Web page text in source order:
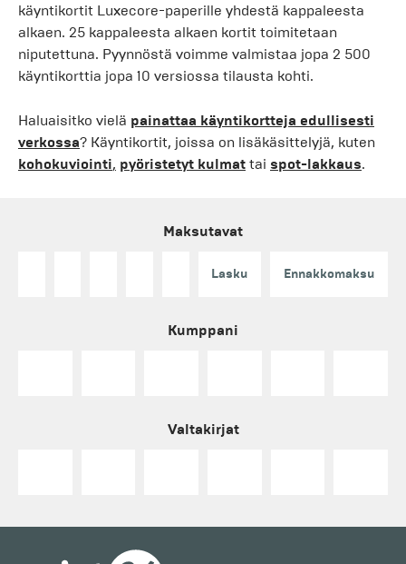
käyntikortit Luxecore-paperille yhdestä kappaleesta
alkaen. 25 kappaleesta alkaen kortit toimitetaan
niputettuna. Pyynnöstä voimme valmistaa jopa 2 500
käyntikorttia jopa 10 versiossa tilausta kohti.
Haluaisitko vielä painattaa käyntikortteja edullisesti
verkossa? Käyntikortit, joissa on lisäkäsittelyjä, kuten
kohokuviointi, pyöristetyt kulmat tai spot-lakkaus.
Maksutavat
Lasku Ennakkomaksu
Kumppani
Valtakirjat